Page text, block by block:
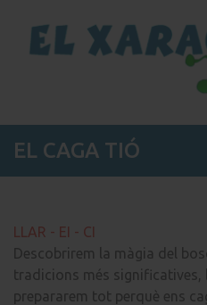
EL CAGA TIÓ
LLAR - EI - CI
Descobrirem la màgia del
tradicions més significatives,
prepararem tot perquè ens